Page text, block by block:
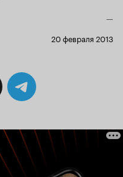
—
20 февраля 2013